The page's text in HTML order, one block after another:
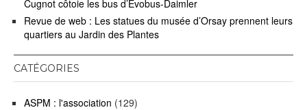
Cugnot côtoie les bus d’Evobus-Daimler
Revue de web : Les statues du musée d’Orsay prennent leurs
quartiers au Jardin des Plantes
CATÉGORIES
ASPM : l'association (129)